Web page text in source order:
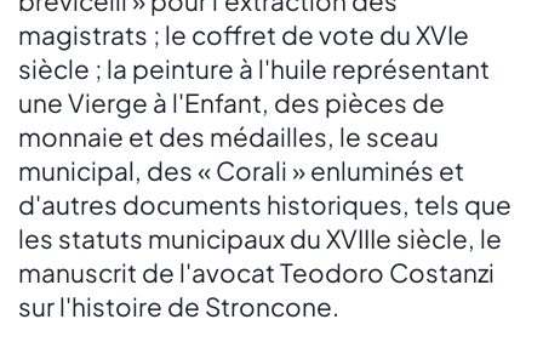
magistrats ; le coffret de vote du XVIe
siècle ; la peinture à l'huile représentant
une Vierge à l'Enfant, des pièces de
monnaie et des médailles, le sceau
municipal, des « Corali » enluminés et
d'autres documents historiques, tels que
les statuts municipaux du XVIIIe siècle, le
manuscrit de l'avocat Teodoro Costanzi
sur l'histoire de Stroncone.